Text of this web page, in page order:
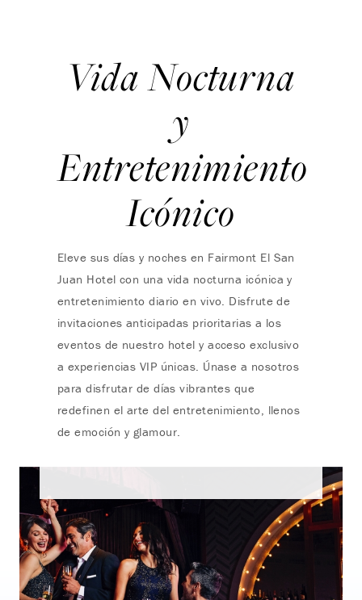
Vida Nocturna
y
Entretenimiento
Icónico
Eleve sus días y noches en Fairmont El San
Juan Hotel con una vida nocturna icónica y
entretenimiento diario en vivo. Disfrute de
invitaciones anticipadas prioritarias a los
eventos de nuestro hotel y acceso exclusivo
a experiencias VIP únicas. Únase a nosotros
para disfrutar de días vibrantes que
redefinen el arte del entretenimiento, llenos
de emoción y glamour.